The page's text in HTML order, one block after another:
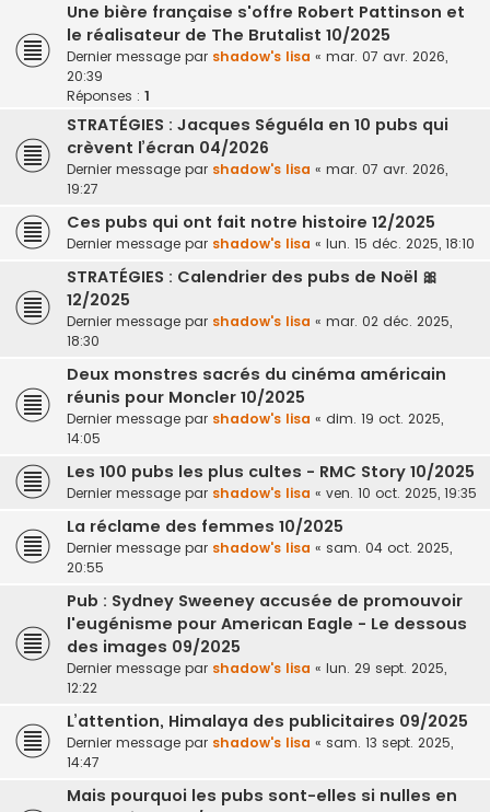
Une bière française s'offre Robert Pattinson et
le réalisateur de The Brutalist 10/2025
Dernier message par shadow's lisa « mar. 07 avr. 2026,
20:39
Réponses : 1
STRATÉGIES : Jacques Séguéla en 10 pubs qui
crèvent l’écran 04/2026
Dernier message par shadow's lisa « mar. 07 avr. 2026,
19:27
Ces pubs qui ont fait notre histoire 12/2025
Dernier message par shadow's lisa « lun. 15 déc. 2025, 18:10
STRATÉGIES : Calendrier des pubs de Noël 🎀
12/2025
Dernier message par shadow's lisa « mar. 02 déc. 2025,
18:30
Deux monstres sacrés du cinéma américain
réunis pour Moncler 10/2025
Dernier message par shadow's lisa « dim. 19 oct. 2025,
14:05
Les 100 pubs les plus cultes - RMC Story 10/2025
Dernier message par shadow's lisa « ven. 10 oct. 2025, 19:35
La réclame des femmes 10/2025
Dernier message par shadow's lisa « sam. 04 oct. 2025,
20:55
Pub : Sydney Sweeney accusée de promouvoir
l'eugénisme pour American Eagle - Le dessous
des images 09/2025
Dernier message par shadow's lisa « lun. 29 sept. 2025,
12:22
L’attention, Himalaya des publicitaires 09/2025
Dernier message par shadow's lisa « sam. 13 sept. 2025,
14:47
Mais pourquoi les pubs sont-elles si nulles en